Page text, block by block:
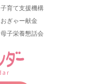
子育て支援機構
おぎゃー献金
母子栄養懇話会